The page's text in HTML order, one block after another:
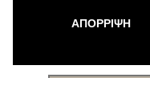
ΑΠΟΡΡΙΨΗ